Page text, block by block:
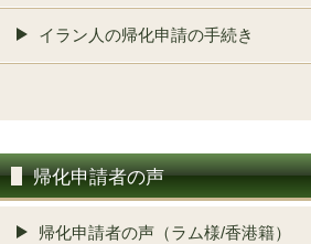
イラン人の帰化申請の手続き
帰化申請者の声
帰化申請者の声（ラム様/香港籍）